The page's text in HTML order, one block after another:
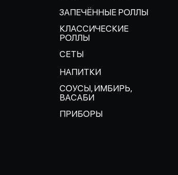
ЗАПЕЧЁННЫЕ РОЛЛЫ
КЛАССИЧЕСКИЕ
РОЛЛЫ
СЕТЫ
НАПИТКИ
СОУСЫ, ИМБИРЬ,
ВАСАБИ
ПРИБОРЫ